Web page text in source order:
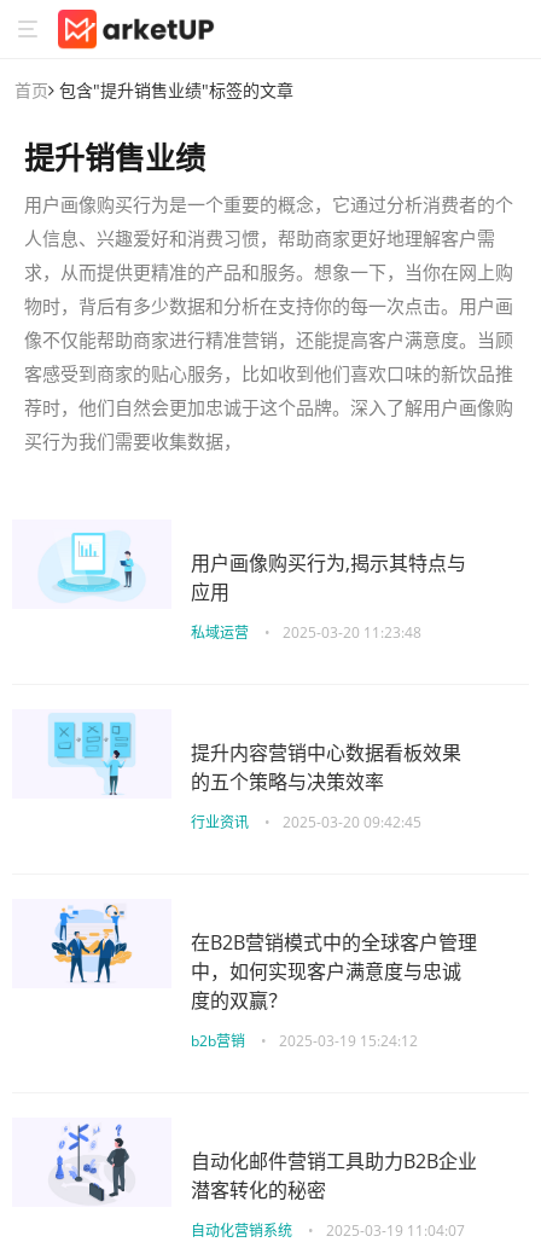
首页 包含"提升销售业绩"标签的文章
提升销售业绩
用户画像购买行为是一个重要的概念，它通过分析消费者的个
人信息、兴趣爱好和消费习惯，帮助商家更好地理解客户需
求，从而提供更精准的产品和服务。想象一下，当你在网上购
物时，背后有多少数据和分析在支持你的每一次点击。用户画
像不仅能帮助商家进行精准营销，还能提高客户满意度。当顾
客感受到商家的贴心服务，比如收到他们喜欢口味的新饮品推
荐时，他们自然会更加忠诚于这个品牌。深入了解用户画像购
买行为我们需要收集数据，
用户画像购买行为,揭示其特点与
应用
私域运营 • 2025-03-20 11:23:48
提升内容营销中心数据看板效果
的五个策略与决策效率
行业资讯 • 2025-03-20 09:42:45
在B2B营销模式中的全球客户管理
中，如何实现客户满意度与忠诚
度的双赢？
b2b营销 • 2025-03-19 15:24:12
自动化邮件营销工具助力B2B企业
潜客转化的秘密
自动化营销系统 • 2025-03-19 11:04:07